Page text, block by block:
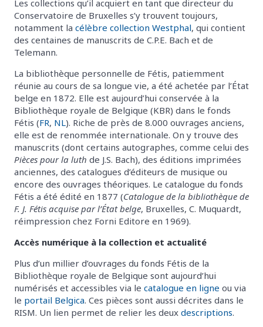
Les collections qu’il acquiert en tant que directeur du
Conservatoire de Bruxelles s’y trouvent toujours,
notamment la célèbre collection Westphal, qui contient
des centaines de manuscrits de C.P.E. Bach et de
Telemann.
La bibliothèque personnelle de Fétis, patiemment
réunie au cours de sa longue vie, a été achetée par l’État
belge en 1872. Elle est aujourd’hui conservée à la
Bibliothèque royale de Belgique (KBR) dans le fonds
Fétis (FR, NL). Riche de près de 8.000 ouvrages anciens,
elle est de renommée internationale. On y trouve des
manuscrits (dont certains autographes, comme celui des
Pièces pour la luth de J.S. Bach), des éditions imprimées
anciennes, des catalogues d’éditeurs de musique ou
encore des ouvrages théoriques. Le catalogue du fonds
Fétis a été édité en 1877 (Catalogue de la bibliothèque de
F. J. Fétis acquise par l’État belge, Bruxelles, C. Muquardt,
réimpression chez Forni Editore en 1969).
Accès numérique à la collection et actualité
Plus d’un millier d’ouvrages du fonds Fétis de la
Bibliothèque royale de Belgique sont aujourd’hui
numérisés et accessibles via le catalogue en ligne ou via
le portail Belgica. Ces pièces sont aussi décrites dans le
RISM. Un lien permet de relier les deux descriptions.